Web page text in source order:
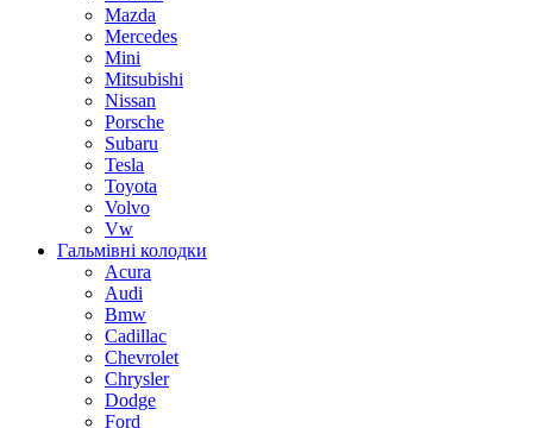
Mazda
Mercedes
Mini
Mitsubishi
Nissan
Porsche
Subaru
Tesla
Toyota
Volvo
Vw
Гальмівні колодки
Acura
Audi
Bmw
Cadillac
Chevrolet
Chrysler
Dodge
Ford